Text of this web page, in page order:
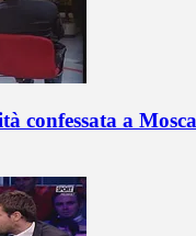
confessata a Mosca